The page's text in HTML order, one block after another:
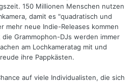
150 Millionen Menschen nutzen
damit es "quadratisch und
mehr neue Indie-Releases kommen
Grammophon-DJs werden immer
am Lochkameratag mit und
ihre Pappkästen.
auf viele Individualisten, die sich